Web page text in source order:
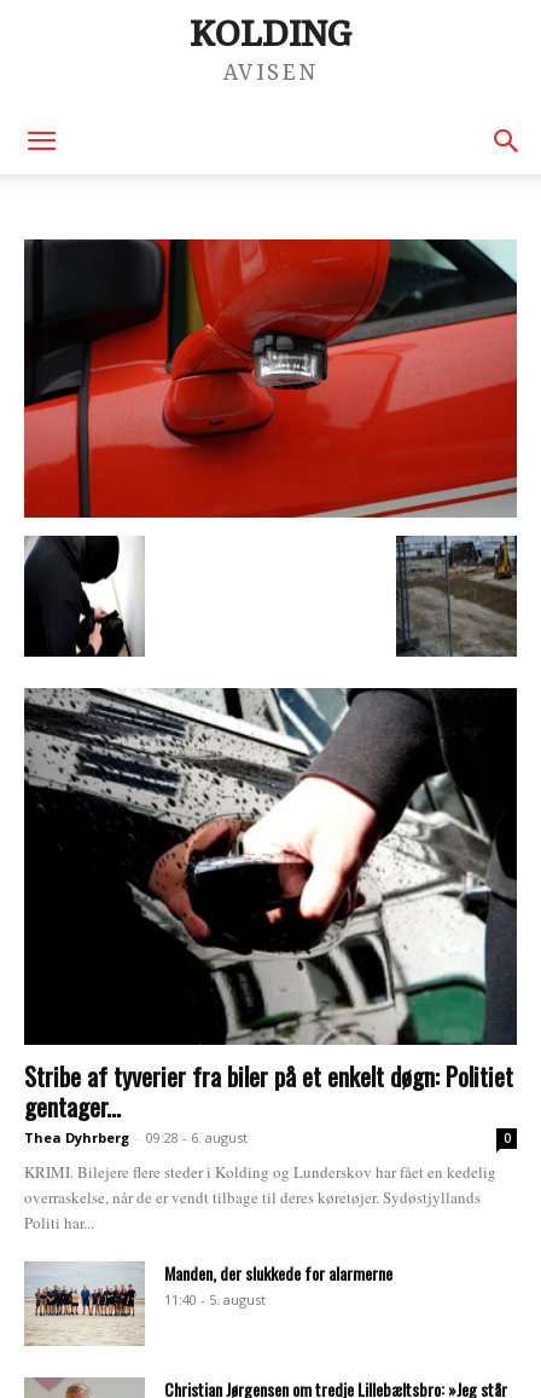
KOLDING
AVISEN
Stribe af tyverier fra biler på et enkelt døgn: Politiet
gentager...
Thea Dyhrberg - 09:28 - 6. august 0
KRIMI. Bilejere flere steder i Kolding og Lunderskov har fået en kedelig
overraskelse, når de er vendt tilbage til deres køretøjer. Sydøstjyllands
Politi har...
Manden, der slukkede for alarmerne
11:40 - 5. august
Christian Jørgensen om tredje Lillebæltsbro: »Jeg står